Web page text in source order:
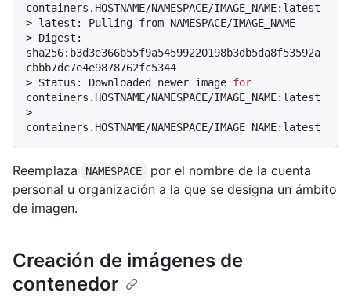
containers.HOSTNAME/NAMESPACE/IMAGE_NAME:latest
> latest: Pulling from NAMESPACE/IMAGE_NAME
> Digest:
sha256:b3d3e366b55f9a54599220198b3db5da8f53592a
cbbb7dc7e4e9878762fc5344
> Status: Downloaded newer image for
containers.HOSTNAME/NAMESPACE/IMAGE_NAME:latest
containers.HOSTNAME/NAMESPACE/IMAGE_NAME:latest
Reemplaza NAMESPACE
por el nombre de la cuenta
personal u organización a la que se designa un ámbito
de imagen.
Creación de imágenes de
contenedor